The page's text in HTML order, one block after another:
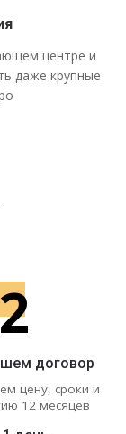
центре и
даже крупные
2
договор
цену, сроки и
12 месяцев